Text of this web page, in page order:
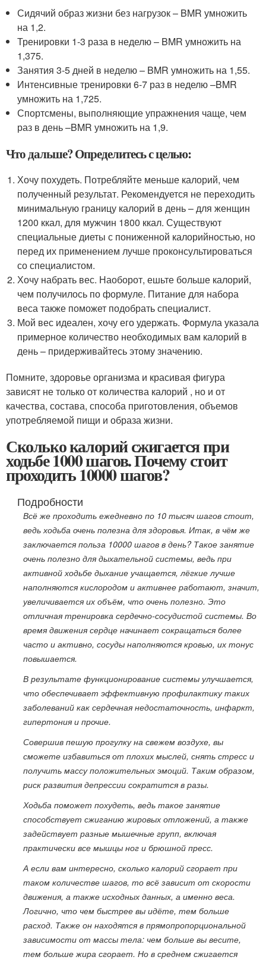
Сидячий образ жизни без нагрузок – BMR умножить
на 1,2.
Тренировки 1-3 раза в неделю – BMR умножить на
1,375.
Занятия 3-5 дней в неделю – BMR умножить на 1,55.
Интенсивные тренировки 6-7 раз в неделю –BMR
умножить на 1,725.
Спортсмены, выполняющие упражнения чаще, чем
раз в день –BMR умножить на 1,9.
Что дальше? Определитесь с целью:
Хочу похудеть. Потребляйте меньше калорий, чем
полученный результат. Рекомендуется не переходить
минимальную границу калорий в день – для женщин
1200 ккал, для мужчин 1800 ккал. Существуют
специальные диеты с пониженной калорийностью, но
перед их применением лучше проконсультироваться
со специалистом.
Хочу набрать вес. Наоборот, ешьте больше калорий,
чем получилось по формуле. Питание для набора
веса также поможет подобрать специалист.
Мой вес идеален, хочу его удержать. Формула указала
примерное количество необходимых вам калорий в
день – придерживайтесь этому значению.
Помните, здоровье организма и красивая фигура
зависят не только от количества калорий , но и от
качества, состава, способа приготовления, объемов
употребляемой пищи и образа жизни.
Сколько калорий сжигается при
ходьбе 1000 шагов. Почему стоит
проходить 10000 шагов?
Подробности
Всё же проходить ежедневно по 10 тысяч шагов стоит,
ведь ходьба очень полезна для здоровья. Итак, в чём же
заключается польза 10000 шагов в день? Такое занятие
очень полезно для дыхательной системы, ведь при
активной ходьбе дыхание учащается, лёгкие лучше
наполняются кислородом и активнее работают, значит,
увеличивается их объём, что очень полезно. Это
отличная тренировка сердечно-сосудистой системы. Во
время движения сердце начинает сокращаться более
часто и активно, сосуды наполняются кровью, их тонус
повышается.
В результате функционирование системы улучшается,
что обеспечивает эффективную профилактику таких
заболеваний как сердечная недостаточность, инфаркт,
гипертония и прочие.
Совершив пешую прогулку на свежем воздухе, вы
сможете избавиться от плохих мыслей, снять стресс и
получить массу положительных эмоций. Таким образом,
риск развития депрессии сократится в разы.
Ходьба поможет похудеть, ведь такое занятие
способствует сжиганию жировых отложений, а также
задействует разные мышечные групп, включая
практически все мышцы ног и брюшной пресс.
А если вам интересно, сколько калорий сгорает при
таком количестве шагов, то всё зависит от скорости
движения, а также исходных данных, а именно веса.
Логично, что чем быстрее вы идёте, тем больше
расход. Также он находятся в прямопропорциональной
зависимости от массы тела: чем больше вы весите,
тем больше жира сгорает. Но в среднем сжигается